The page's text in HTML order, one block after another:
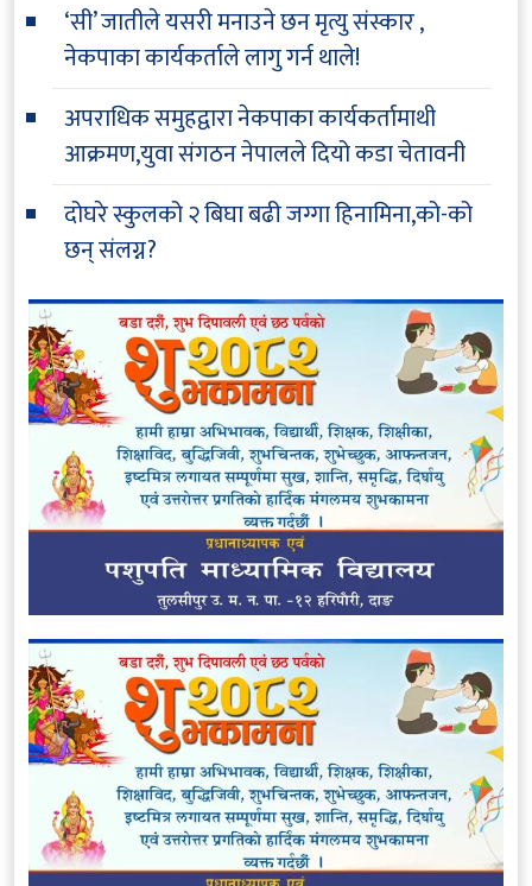
‘सी’ जातीले यसरी मनाउने छन मृत्यु संस्कार ,
नेकपाका कार्यकर्ताले लागु गर्न थाले!
अपराधिक समुहद्वारा नेकपाका कार्यकर्तामाथी
आक्रमण,युवा संगठन नेपालले दियो कडा चेतावनी
दोघरे स्कुलको २ बिघा बढी जग्गा हिनामिना,को-को
छन् संलग्न?